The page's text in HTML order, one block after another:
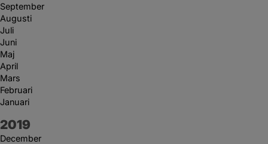
September
Augusti
Juli
Juni
Maj
April
Mars
Februari
Januari
År:
2019
December